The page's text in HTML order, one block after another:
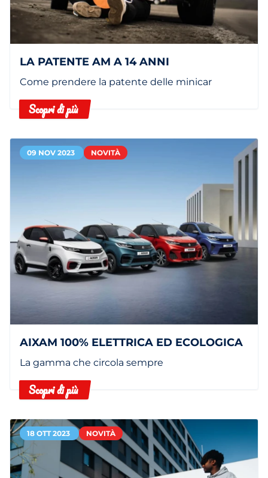
LA PATENTE AM A 14 ANNI
Come prendere la patente delle minicar
Scopri di più
09 NOV 2023 NOVITÀ
AIXAM 100% ELETTRICA ED ECOLOGICA
La gamma che circola sempre
Scopri di più
18 OTT 2023 NOVITÀ